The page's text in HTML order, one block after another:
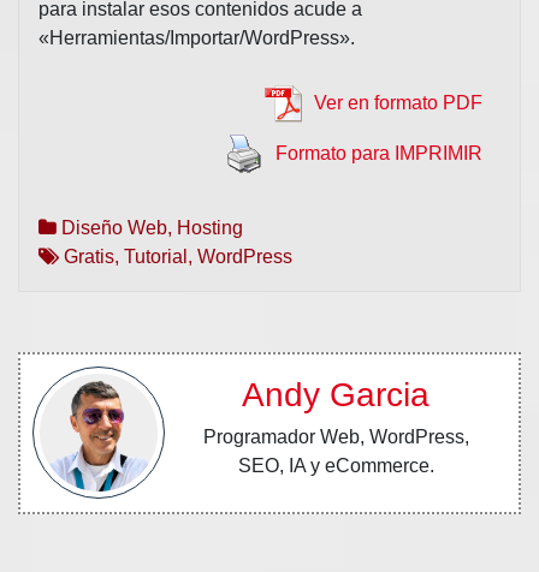
para instalar esos contenidos acude a
«Herramientas/Importar/WordPress».
Ver en formato PDF
Formato para IMPRIMIR
Diseño Web, Hosting
Gratis, Tutorial , WordPress
Andy Garcia
Programador Web, WordPress,
SEO, IA y eCommerce.